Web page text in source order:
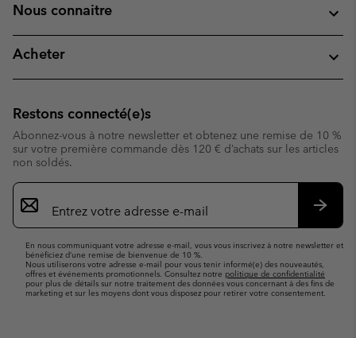
Nous connaitre
Acheter
Restons connecté(e)s
Abonnez-vous à notre newsletter et obtenez une remise de 10 %
sur votre première commande dès 120 € d’achats sur les articles
non soldés.
Inscription
par
e-
En nous communiquant votre adresse e-mail, vous vous inscrivez à notre newsletter et
bénéficiez d’une remise de bienvenue de 10 %.
Nous utiliserons votre adresse e-mail pour vous tenir informé(e) des nouveautés,
offres et événements promotionnels. Consultez notre politique de confidentialité
pour plus de détails sur notre traitement des données vous concernant à des fins de
marketing et sur les moyens dont vous disposez pour retirer votre consentement.